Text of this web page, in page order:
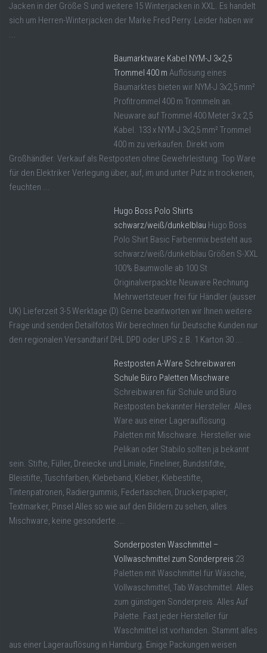
Jacken in der Größe S und weitere 15 Winterjacken in XXL. Es handelt
sich um Herren-Winterjacken der Marke Fred Perry. Leider haben wir
...
Baumarktware Kabel NYM-J 3×2,5
Trommel 400 m Auflösung eines
Baumarktes bieten wir NYM-J 3x2,5 mm²
Profitrommel 400 m Trommeln an.
Neuware auf Trommel 400 Meter 3 x 2,5
Kabel. 133 x NYM-J 3x2,5 mm² Trommel
400 m zu verkaufen. Direkt vom
Großhändler. Verkauf als Restposten ohne Gewehrleistung. Top Ware
für den Elektriker Verlegung über, auf, im und unter Putz in trockenen,
feuchten ...
Hugo Boss Polo Shirts
schwarz/weiß/dunkelblau Hugo Boss
Polo Shirt Basic Farbenmix besteht aus
schwarz/weiß/dunkelblau Größen S-XXL
100% Baumwolle ab 100 St
Originalverpackte Neuware Rechnung
Mehrwertsteuer frei für Händler (ausser
UK) Lieferzeit 3-5 Werktage (D) Gerne beantworten wir Ihnen weitere
Frage und senden Detailfotos Wir berechnen für Deutsche Kunden nur
den regionalen Versandtarif DHL DPD oder UPS z.B. 1 Karton 30 ...
Restposten A-Ware Schreibwaren
Schule Büro Paletten Mischware
Schreibwaren für Schule und Büro
Restposten bekannter Hersteller. Alles
Ware aus einer Lagerauflösung.
Paletten mit Mischware. Hersteller wie
Pelikan oder Stabilo sollten ja bekannt
sein. Stifte, Füller, Dreiecke und Liniale, Fineliner, Bundstifdte,
Bleistifte, Tuschfarben, Klebeband, Kleber, Klebestifte,
Tintenpatronen, Radiergummis, Federtaschen, Druckerpapier,
Textmarker, Pinsel Alles so wie auf den Bildern zu sehen, alles
Mischware, keine gesonderte ...
Sonderposten Waschmittel –
Vollwaschmittel zum Sonderpreis 23
Paletten mit Waschmittel für Wäsche,
Vollwaschmittel, Tab Waschmittel. Alles
zum günstigen Sonderpreis. Alles Auf
Palette. Fast jeder Hersteller für
Waschmittel ist vorhanden. Stammt alles
aus einer Lagerauflösung in Hamburg. Einige Packungen weisen